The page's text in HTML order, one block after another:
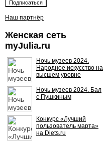
Наш партнёр
Женская сеть
myJulia.ru
Ночь музеев 2024.
Народное искусство на
высшем уровне
Ночь музеев 2024. Бал
с Пушкиным
Конкурс «Лучший
пользователь марта»
на Diets.ru